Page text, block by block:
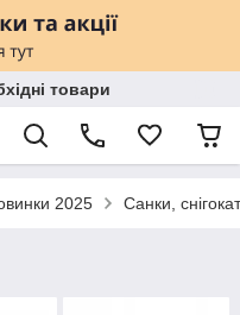
товари
2025 Санки,